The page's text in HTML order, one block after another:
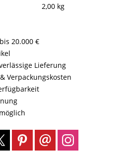
2,00 kg
20.000 €
Lieferung
Verpackungskosten